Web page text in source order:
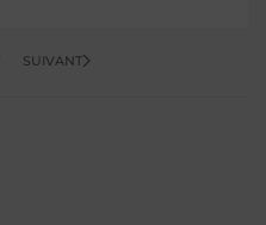
SUIVANT